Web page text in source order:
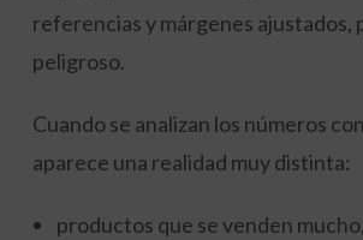
referencias y márgenes ajustados,
peligroso.
Cuando se analizan los números
aparece una realidad muy distinta:
productos que se venden